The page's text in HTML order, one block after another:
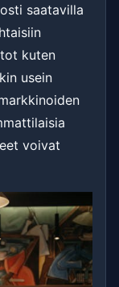
saatavilla
kuten
usein
voivat